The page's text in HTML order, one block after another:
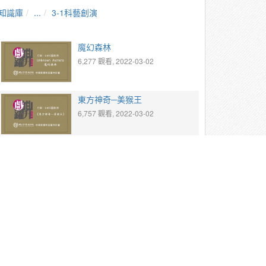
識庫 ... 3-1科藝創演
魔幻森林
6,277 觀看, 2022-03-02
東方神奇─美猴王
6,757 觀看, 2022-03-02